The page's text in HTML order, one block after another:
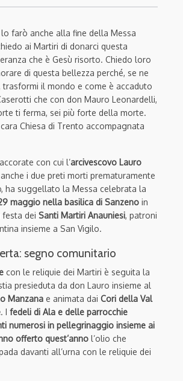
lo farò anche alla fine della Messa
ai Martiri di donarci questa
che è Gesù risorto. Chiedo loro
di questa bellezza perché, se ne
trasformi il mondo e come è accaduto
che con don Mauro Leonardelli,
ti ferma, sei più forte della morte.
Chiesa di Trento accompagnata
con cui l’arcivescovo Lauro
i due preti morti prematuramente
ha suggellato la Messa celebrata la
maggio nella basilica di Sanzeno in
dei Santi Martiri Anauniesi, patroni
insieme a San Vigilo.
segno comunitario
con le reliquie dei Martiri è seguita la
presieduta da don Lauro insieme al
Manzana e animata dai Cori della Val
. I fedeli di Ala e delle parrocchie
numerosi in pellegrinaggio insieme ai
offerto quest’anno l’olio che
davanti all’urna con le reliquie dei